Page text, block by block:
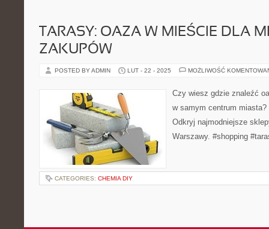
TARASY: OAZA W MIEŚCIE DLA
ZAKUPÓW
POSTED BY ADMIN LUT - 22 - 2025 MOŻLIWOŚĆ
Czy wiesz gdzie znaleźć
w samym centrum
Odkryj najmodniejsze
Warszawy. #shopping
CATEGORIES: CHEMIA DIY